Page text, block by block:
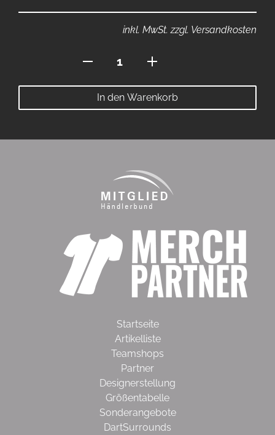
inkl. MwSt. zzgl. Versandkosten
Reissverschluss
2026
Menge
In den Warenkorb
Startseite
Artikelliste
Teamshops
Partner
Designerstellung
Größentabelle
Sonderangebote
DartSurrounds